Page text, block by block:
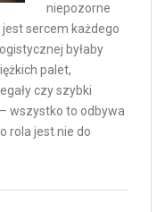
niepozorne
sercem każdego
byłaby
palet,
czy szybki
wszystko to odbywa
rola jest nie do